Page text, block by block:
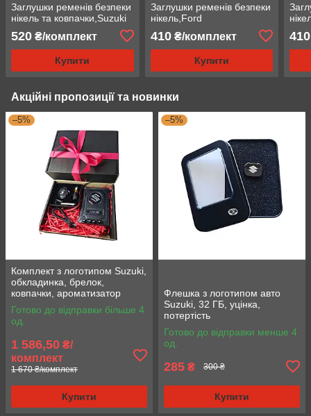
Заглушки ременів безпеки
нікель та ковпачки,Suzuki
520 ₴/комплект
Купити
Заглушки ременів безпеки
нікель,Ford
410₴/комплект
Купити
410
Акційні пропозиції та новинки
–5%
Комплект з логотипом Suzuki,
обкладинка, брелок,
ковпачки, ароматизатор
Готово до відправки більше 4
од.
1 586,50 ₴/
комплект
1 670 ₴/комплект
Купити
–5%
Флешка з логотипом авто
Suzuki, 32 ГБ, уцінка,
потертість
Готово до відправки менше 4
од.
285 ₴ 300 ₴
Купити